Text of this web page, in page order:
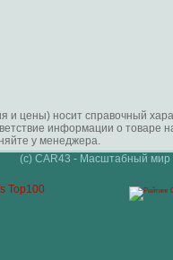
и цены) носит справочный
информации о
у менеджера.
(c) CAR43 - Масштабный мир